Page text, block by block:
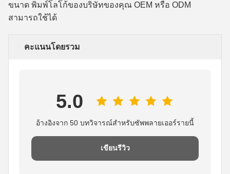
ขนาด พิมพ์โลโก้ของบริษัทของคุณ OEM หรือ ODM
สามารถใช้ได้
คะแนนโดยรวม
5.0
อ้างอิงจาก 50 บทวิจารณ์สำหรับซัพพลายเออร์รายนี้
เขียนรีวิว